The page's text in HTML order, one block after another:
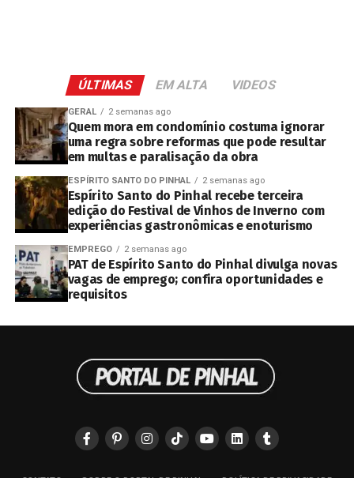
ÚLTIMAS EM ALTA VIDEOS
GERAL 2 semanas ago
Quem mora em condomínio costuma ignorar
uma regra sobre reformas que pode resultar
em multas e paralisação da obra
ESPÍRITO SANTO DO PINHAL 2 semanas ago
Espírito Santo do Pinhal recebe terceira
edição do Festival de Vinhos de Inverno com
experiências gastronômicas e enoturismo
EMPREGO 2 semanas ago
PAT de Espírito Santo do Pinhal divulga novas
vagas de emprego; confira oportunidades e
requisitos